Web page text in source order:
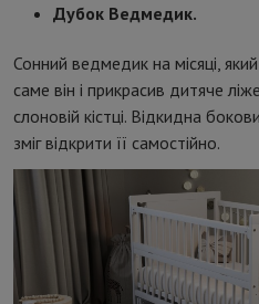
Дубок Ведмедик.
Сонний ведмедик на місяці,
саме він і прикрасив дитяче
слоновій кістці. Відкидна
зміг відкрити її самостійно.